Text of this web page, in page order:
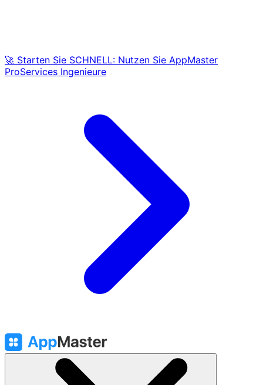
🚀 Starten Sie SCHNELL: Nutzen Sie AppMaster
ProServices Ingenieure